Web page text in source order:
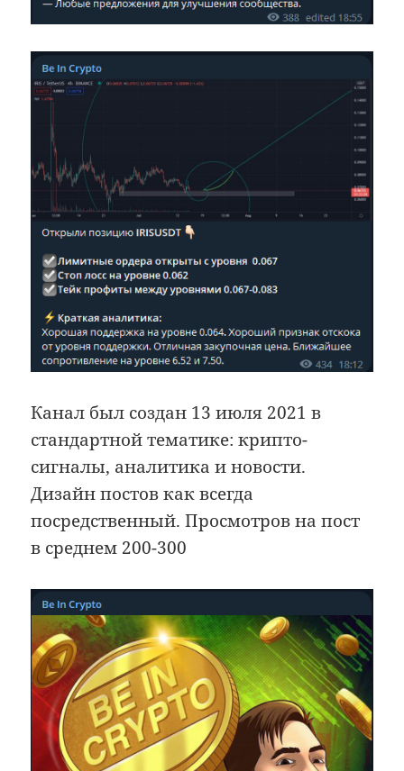
Канал был создан 13 июля 2021 в
стандартной тематике: крипто-
сигналы, аналитика и новости.
Дизайн постов как всегда
посредственный. Просмотров на пост
в среднем 200-300